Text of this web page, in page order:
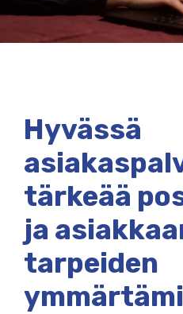
Hyvässä
tärkeää
ja
tarpeiden